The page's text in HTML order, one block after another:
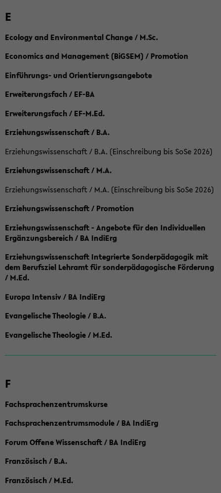
E
Ecology and Environmental Change / M.Sc.
Economics and Management (BiGSEM) / Promotion
Einführungs- und Orientierungsangebote
Erweiterungsfach / EF-BA
Erweiterungsfach / EF-M.Ed.
Erziehungswissenschaft / B.A.
Erziehungswissenschaft / B.A. (Einschreibung bis SoSe 2026)
Erziehungswissenschaft / M.A.
Erziehungswissenschaft / M.A. (Einschreibung bis SoSe 2026)
Erziehungswissenschaft / Promotion
Erziehungswissenschaft - Angebote für den Individuellen
Ergänzungsbereich / BA IndiErg
Erziehungswissenschaft Integrierte Sonderpädagogik mit
dem Berufsziel Lehramt für sonderpädagogische Förderung
/ M.Ed.
Europa Intensiv / BA IndiErg
Evangelische Theologie / B.A.
Evangelische Theologie / M.Ed.
F
Fachsprachenzentrumskurse
Fachsprachenzentrumsmodule / BA IndiErg
Forum Offene Wissenschaft / BA IndiErg
Französisch / B.A.
Französisch / M.Ed.